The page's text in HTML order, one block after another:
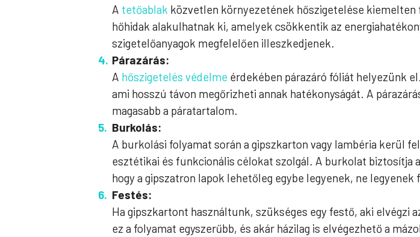
A tetőablak közvetlen környezetének hőszigetelése
hőhidak alakulhatnak ki, amelyek csökkentik az
szigetelőanyagok megfelelően illeszkedjenek.
Párazárás:
A hőszigetelés védelme érdekében párazáró fóliát helyezünk
ami hosszú távon megőrizheti annak hatékonyságát. A
magasabb a páratartalom.
Burkolás:
A burkolási folyamat során a gipszkarton vagy lambéria kerül
esztétikai és funkcionális célokat szolgál. A burkolat
hogy a gipszatron lapok lehetőleg egybe legyenek, ne legyenek
Festés:
Ha gipszkartont használtunk, szükséges egy festő, aki
ez a folyamat egyszerűbb, és akár házilag is elvégezhető a